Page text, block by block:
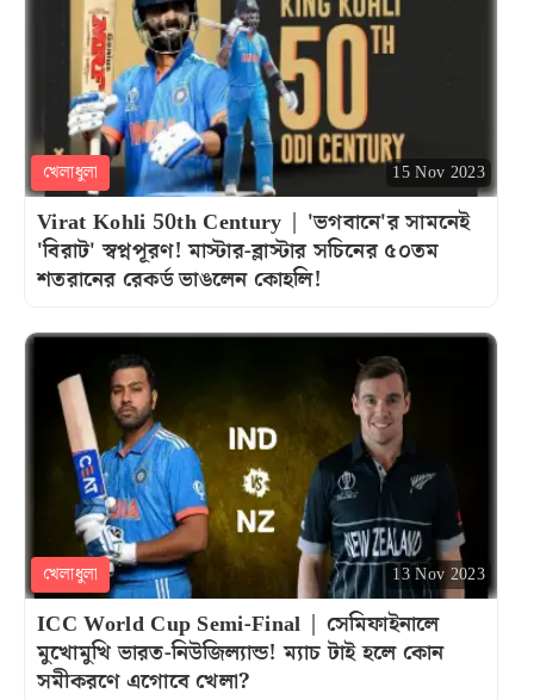
খেলাধুলা 15 Nov 2023
Virat Kohli 50th Century | 'ভগবানে'র সামনেই
'বিরাট' স্বপ্নপূরণ! মাস্টার-ব্লাস্টার সচিনের ৫০তম
শতরানের রেকর্ড ভাঙলেন কোহলি!
খেলাধুলা 13 Nov 2023
ICC World Cup Semi-Final | সেমিফাইনালে
মুখোমুখি ভারত-নিউজিল্যান্ড! ম্যাচ টাই হলে কোন
সমীকরণে এগোবে খেলা?